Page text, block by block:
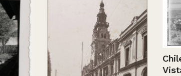
Chile,
Vista